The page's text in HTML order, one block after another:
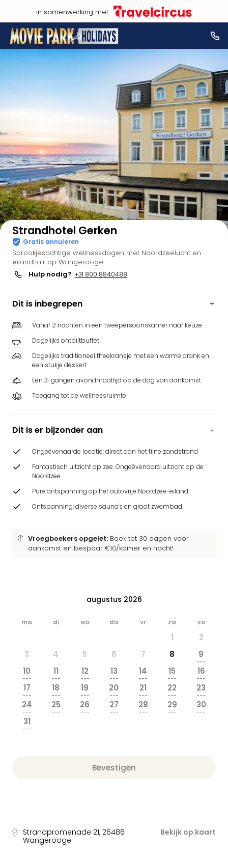
in samenwerking met
Bekijk op kaart
Strandhotel Gerken
Gratis annuleren
Sprookjesachtige wellnessdagen met Noordzeelucht en
eilandflair op Wangerooge
Hulp nodig? +31 800 8840488
Dit is inbegrepen
Vanaf 2 nachten in een tweepersoonskamer naar keuze
Dagelijks ontbijtbuffet
Dagelijks traditioneel theekransje met een warme drank en
een stukje dessert
Een 3-gangen avondmaaltijd op de dag van aankomst
Toegang tot de wellnessruimte
Dit is er bijzonder aan
Ongeëvenaarde locatie: direct aan het fijne zandstrand
Fantastisch uitzicht op zee: Ongeëvenaard uitzicht op de
Noordzee
Pure ontspanning op het autovrije Noordzee-eiland
Ontspanning: diverse sauna's en groot zwembad
Vroegboekers opgelet: Boek tot 30 dagen voor
aankomst en bespaar €10/kamer en nacht!
augustus 2026
ma di wo do vr za zo
1
2
3
4 5 6 7 8 9
---
10
---
11
---
12
---
13
---
14
---
15
---
16
---
17
---
18
---
19
---
20
---
21
---
22
---
23
---
24
---
25
---
26
---
27
---
28
---
29
---
30
---
31
---
Bevestigen
Strandpromenade 21, 26486
Wangerooge
Bekijk op kaart